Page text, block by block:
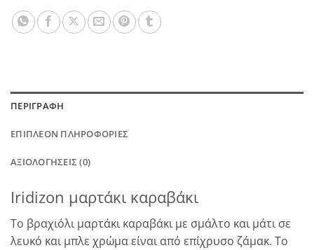
ΠΕΡΙΓΡΑΦΉ
ΕΠΙΠΛΈΟΝ ΠΛΗΡΟΦΟΡΊΕΣ
ΑΞΙΟΛΟΓΉΣΕΙΣ (0)
Iridizon μαρτάκι καραβάκι
Το βραχιόλι μαρτάκι καραβάκι με σμάλτο και μάτι σε
λευκό και μπλε χρώμα είναι από επίχρυσο ζάμακ. Το